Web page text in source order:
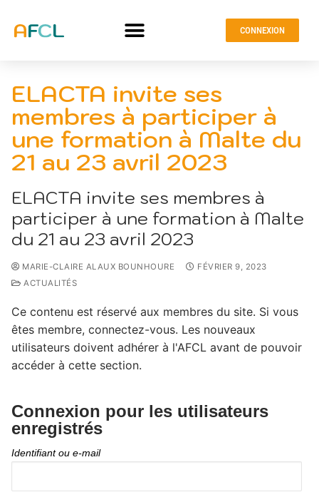
CONNEXION
ELACTA invite ses
membres à participer à
une formation à Malte du
21 au 23 avril 2023
ELACTA invite ses membres à
participer à une formation à Malte
du 21 au 23 avril 2023
MARIE-CLAIRE ALAUX BOUNHOURE
FÉVRIER 9, 2023
ACTUALITÉS
Ce contenu est réservé aux membres du site. Si vous
êtes membre, connectez-vous. Les nouveaux
utilisateurs doivent adhérer à l'AFCL avant de pouvoir
accéder à cette section.
Connexion pour les utilisateurs
enregistrés
Identifiant ou e-mail